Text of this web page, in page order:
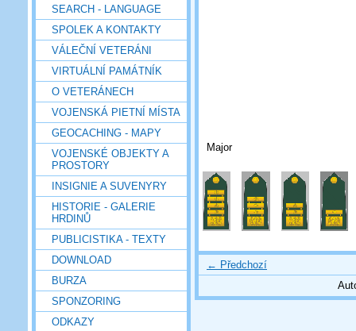
SEARCH - LANGUAGE
SPOLEK A KONTAKTY
VÁLEČNÍ VETERÁNI
VIRTUÁLNÍ PAMÁTNÍK
O VETERÁNECH
VOJENSKÁ PIETNÍ MÍSTA
GEOCACHING - MAPY
VOJENSKÉ OBJEKTY A
PROSTORY
INSIGNIE A SUVENYRY
HISTORIE - GALERIE
HRDINŮ
PUBLICISTIKA - TEXTY
DOWNLOAD
BURZA
SPONZORING
ODKAZY
Major
← Předchozí